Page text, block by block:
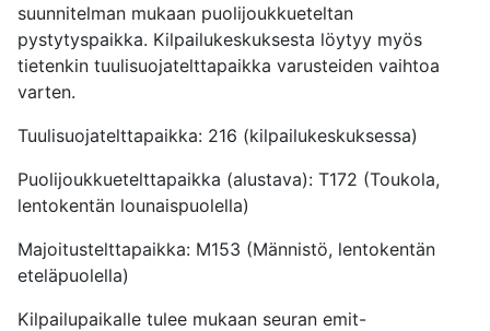
suunnitelman mukaan puolijoukkueteltan
pystytyspaikka. Kilpailukeskuksesta löytyy myös
tietenkin tuulisuojatelttapaikka varusteiden vaihtoa
varten.
Tuulisuojatelttapaikka: 216 (kilpailukeskuksessa)
Puolijoukkuetelttapaikka (alustava): T172 (Toukola,
lentokentän lounaispuolella)
Majoitustelttapaikka: M153 (Männistö, lentokentän
eteläpuolella)
Kilpailupaikalle tulee mukaan seuran emit-